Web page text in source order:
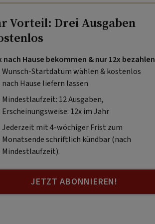
Vorteil: Drei Ausgaben
nach Hause bekommen & nur 12x bezahlen
Wunsch-Startdatum wählen & kostenlos
nach Hause liefern lassen
Mindestlaufzeit: 12 Ausgaben,
Erscheinungsweise: 12x im Jahr
Jederzeit mit 4-wöchiger Frist zum
Monatsende schriftlich kündbar (nach
Mindestlaufzeit).
JETZT ABONNIEREN!